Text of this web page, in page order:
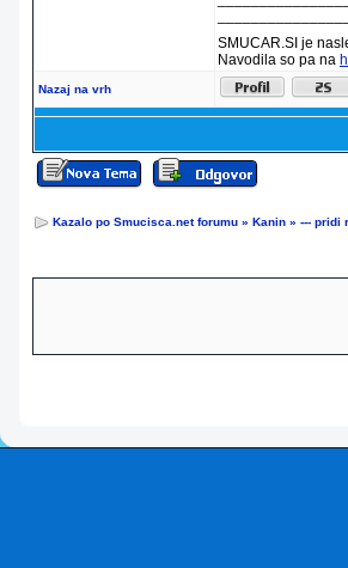
SMUCAR.SI je
Navodila so pa na
Nazaj na vrh
Kazalo po Smucisca.net forumu » Kanin » --- pridi